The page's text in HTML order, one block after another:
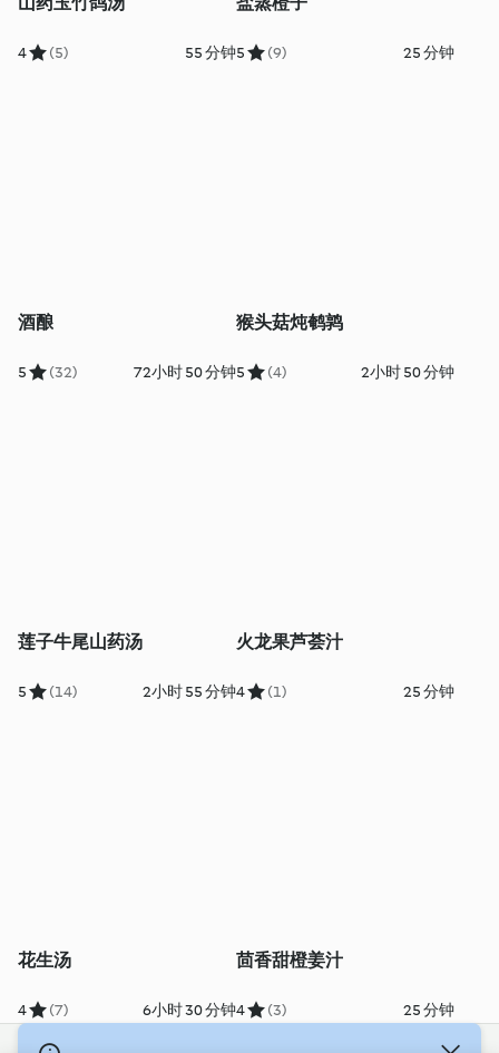
4 (5) 55 分钟5 (9) 25 分钟
酒酿
5 (32) 72小时 50 分钟
猴头菇炖鹌鹑
5 (4) 2小时 50 分钟
莲子牛尾山药汤
5 (14) 2小时 55 分钟
火龙果芦荟汁
4 (1) 25 分钟
花生汤
4 (7) 6小时 30 分钟
茴香甜橙姜汁
4 (3) 25 分钟